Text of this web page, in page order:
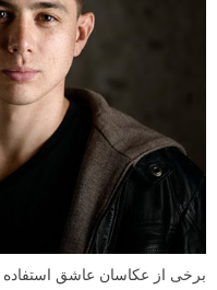
برخی از عکاسان عاشق استفاده